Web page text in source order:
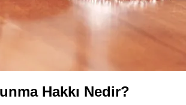
Hakkı Nedir?